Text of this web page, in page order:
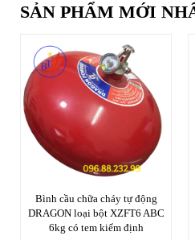
SẢN PHẨM MỚI
Bình cầu chữa cháy tự động
DRAGON loại bột XZFT6 ABC
6kg có tem kiểm định